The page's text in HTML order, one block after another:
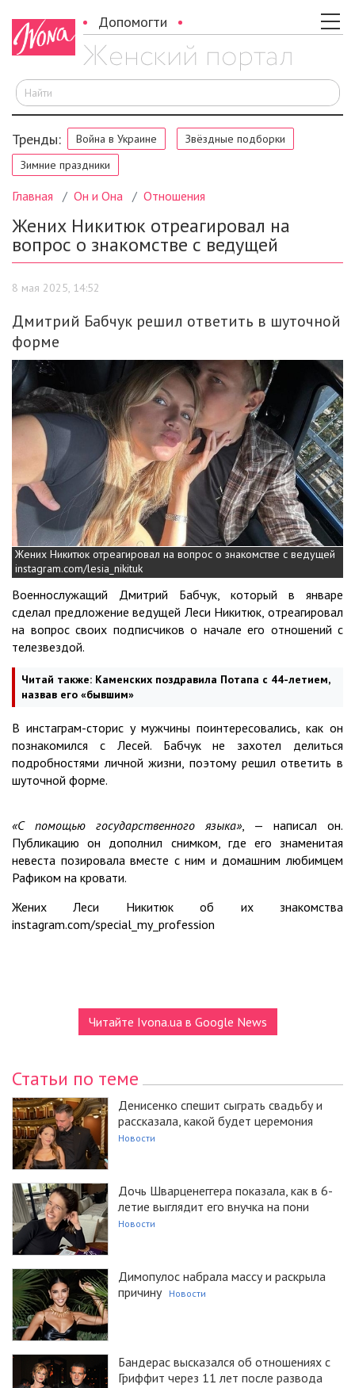
Допомогти
Тренды: Война в Украине
Звёздные подборки
Зимние праздники
Главная Он и Она Отношения
Жених Никитюк отреагировал на
вопрос о знакомстве с ведущей
8 мая 2025, 14:52
Дмитрий Бабчук решил ответить в шуточной
форме
Жених Никитюк отреагировал на вопрос о знакомстве с ведущей
instagram.com/lesia_nikituk
Военнослужащий Дмитрий Бабчук, который в январе
сделал предложение ведущей Леси Никитюк, отреагировал
на вопрос своих подписчиков о начале его отношений с
телезвездой.
Читай также: Каменских поздравила Потапа с 44-летием,
назвав его «бывшим»
В инстаграм-сторис у мужчины поинтересовались, как он
познакомился с Лесей. Бабчук не захотел делиться
подробностями личной жизни, поэтому решил ответить в
шуточной форме.
«С помощью государственного языка», — написал он.
Публикацию он дополнил снимком, где его знаменитая
невеста позировала вместе с ним и домашним любимцем
Рафиком на кровати.
Жених Леси Никитюк об их знакомства
instagram.com/special_my_profession
Читайте Ivona.ua в Google News
Статьи по теме
Денисенко спешит сыграть свадьбу и
рассказала, какой будет церемония
Новости
Дочь Шварценеггера показала, как в 6-
летие выглядит его внучка на пони
Новости
Димопулос набрала массу и раскрыла
причину
Новости
Бандерас высказался об отношениях с
Гриффит через 11 лет после развода